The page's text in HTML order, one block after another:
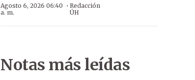
Agosto 6, 2026 06:40
a. m.
· Redacción
ÚH
Notas más leídas